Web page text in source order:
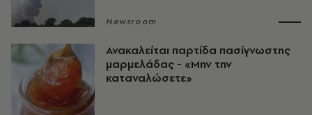
Newsroom
Ανακαλείται παρτίδα πασίγνωστης
μαρμελάδας - «Μην την
καταναλώσετε»